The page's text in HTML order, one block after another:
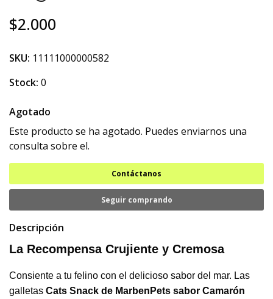
$2.000
SKU: 11111000000582
Stock: 0
Agotado
Este producto se ha agotado. Puedes enviarnos una
consulta sobre el.
Contáctanos
Seguir comprando
Descripción
La Recompensa Crujiente y Cremosa
Consiente a tu felino con el delicioso sabor del mar. Las
galletas Cats Snack de MarbenPets sabor Camarón